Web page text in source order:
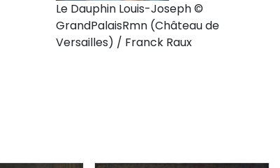
Le Dauphin Louis-Joseph ©
GrandPalaisRmn (Château de
Versailles) / Franck Raux